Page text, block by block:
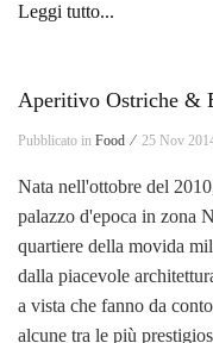
Leggi tutto...
Aperitivo Ostriche &
Pubblicato in Food ⁄ 25 Nov
Nata nell'ottobre del
palazzo d'epoca in zona
quartiere della movida
dalla piacevole
a vista che fanno da
alcune tra le più